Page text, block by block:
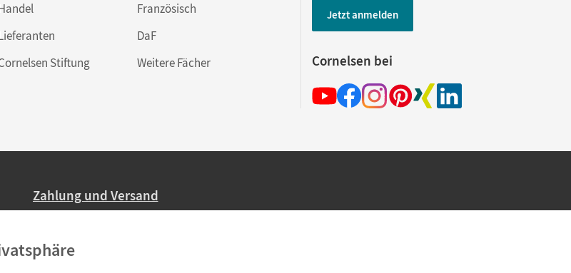
Stiftung
Französisch
DaF
Weitere Fächer
Jetzt anmelden
Cornelsen bei
Zahlung und Versand
Ab 59,– EUR Bestellwert liefern wir versandkostenfrei innerhalb Deutschlands